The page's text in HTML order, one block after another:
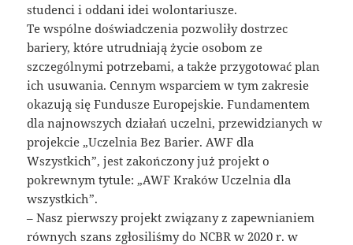
studenci i oddani idei wolontariusze.
Te wspólne doświadczenia pozwoliły dostrzec
bariery, które utrudniają życie osobom ze
szczególnymi potrzebami, a także przygotować plan
ich usuwania. Cennym wsparciem w tym zakresie
okazują się Fundusze Europejskie. Fundamentem
dla najnowszych działań uczelni, przewidzianych w
projekcie „Uczelnia Bez Barier. AWF dla
Wszystkich”, jest zakończony już projekt o
pokrewnym tytule: „AWF Kraków Uczelnia dla
wszystkich”.
– Nasz pierwszy projekt związany z zapewnianiem
równych szans zgłosiliśmy do NCBR w 2020 r. w